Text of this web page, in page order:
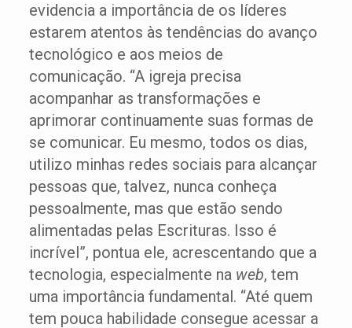
evidencia a importância de os líderes
estarem atentos às tendências do avanço
tecnológico e aos meios de
comunicação. “A igreja precisa
acompanhar as transformações e
aprimorar continuamente suas formas de
se comunicar. Eu mesmo, todos os dias,
utilizo minhas redes sociais para alcançar
pessoas que, talvez, nunca conheça
pessoalmente, mas que estão sendo
alimentadas pelas Escrituras. Isso é
incrível”, pontua ele, acrescentando que a
tecnologia, especialmente na web, tem
uma importância fundamental. “Até quem
tem pouca habilidade consegue acessar a